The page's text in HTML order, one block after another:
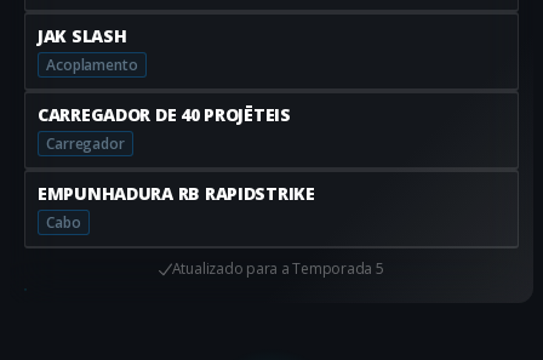
JAK SLASH
Acoplamento
CARREGADOR DE 40 PROJĒTEIS
Carregador
EMPUNHADURA RB RAPIDSTRIKE
Cabo
Atualizado para a Temporada 5